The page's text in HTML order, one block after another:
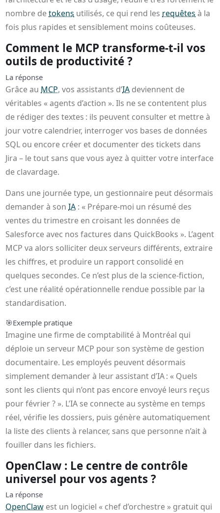
nombre detokens utilisés, ce qui rend lesrequêtesà la
fois plus rapides et sensiblement moins coûteuses.
Comment le MCP transforme-t-il vos
outils de productivité ?
La réponse
Grâce au MCP, vos assistants d’IA deviennent de
véritables « agents d’action ». Ils ne se contentent plus
de rédiger des textes : ils peuvent consulter et mettre à
jour votre calendrier, interroger vos bases de données
SQL ou encore créer et documenter des tickets dans
Jira – le tout sans que vous ayez à quitter votre interface
de clavardage.
Dans une journée type, un gestionnaire peut désormais
demander à sonIA : « Prépare-moi un résumé des
ventes du trimestre en croisant les données de
Salesforce avec nos factures dans QuickBooks ». L’agent
MCP va alors solliciter deux serveurs différents, extraire
les chiffres, et produire un rapport consolidé en
quelques secondes. Ce n’est plus de la science-fiction,
c’est une réalité opérationnelle rendue possible par la
standardisation.
🎯Exemple pratique
Imagine une firme de comptabilité à Montréal qui
déploie un serveur MCP pour son système de gestion
documentaire. Les employés peuvent désormais
simplement demander à leur assistant d’IA : « Quels
sont les clients qui n’ont pas encore envoyé leurs reçus
pour février ? ». L’IA se connecte au système en temps
réel, vérifie les dossiers, puis génère automatiquement
la liste des clients à relancer, sans que personne n’ait à
fouiller dans les fichiers.
OpenClaw : Le centre de contrôle
universel pour vos agents ?
La réponse
OpenClaw est un logiciel « chef d’orchestre » gratuit qui